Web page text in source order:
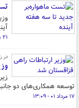
۲۱ مرداد ۰۱ - ۱۷:۱۲
در
توسعه همکاری‌های دو
۱۷ مرداد ۰۱ - ۱۳:۰۹